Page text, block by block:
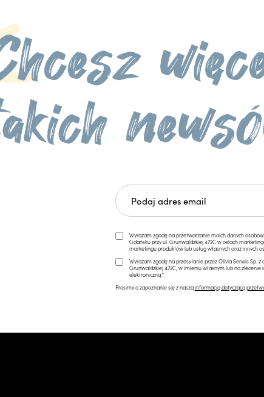
Wyrażam zgodę na przetwarzanie moich danych
Gdańsku przy ul. Grunwaldzkiej 472C w celach
marketingu produktów lub usług własnych oraz innych
Wyrażam zgodę na przesyłanie przez Olivia Serwis Sp. z
Grunwaldzkiej 472C, w imieniu własnym lub na
elektroniczną.*
Prosimy o zapoznanie się z nasząinformacją dotyczącą